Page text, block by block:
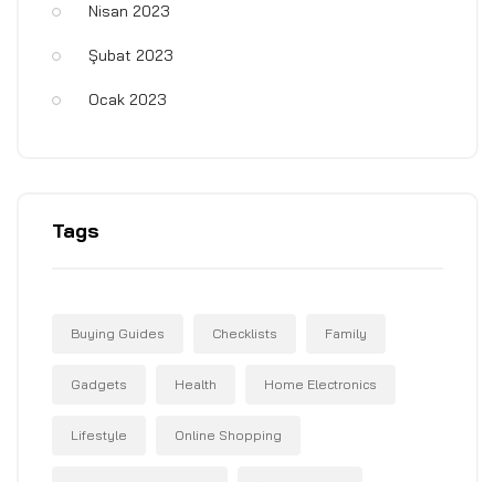
Nisan 2023
Şubat 2023
Ocak 2023
Tags
Buying Guides Checklists Family
Gadgets Health Home Electronics
Lifestyle Online Shopping